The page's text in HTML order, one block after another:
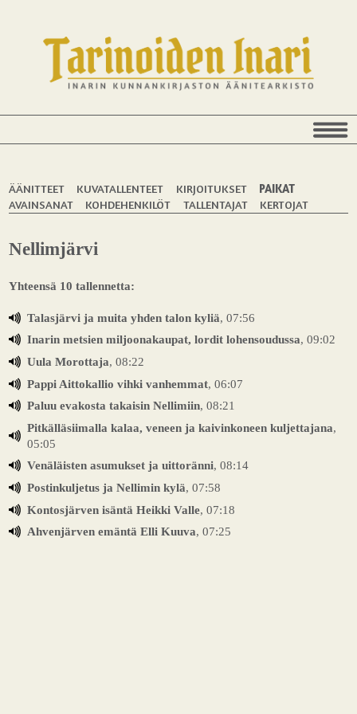
ÄÄNITTEET KUVATALLENTEET KIRJOITUKSET
PAIKAT
AVAINSANAT
KOHDEHENKILÖT TALLENTAJAT KERTOJAT
Nellimjärvi
Yhteensä 10 tallennetta:
Talasjärvi ja muita yhden talon kyliä, 07:56
Inarin metsien miljoonakaupat, lordit lohensoudussa, 09:02
Uula Morottaja, 08:22
Pappi Aittokallio vihki vanhemmat, 06:07
Paluu evakosta takaisin Nellimiin, 08:21
Pitkälläsiimalla kalaa, veneen ja kaivinkoneen kuljettajana,
05:05
Venäläisten asumukset ja uittoränni, 08:14
Postinkuljetus ja Nellimin kylä, 07:58
Kontosjärven isäntä Heikki Valle, 07:18
Ahvenjärven emäntä Elli Kuuva, 07:25